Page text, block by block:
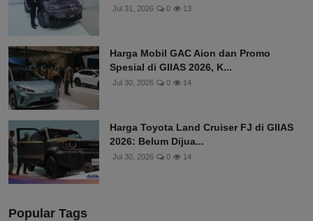
Jul 31, 2026 0 13
Harga Mobil GAC Aion dan Promo
Spesial di GIIAS 2026, K...
Jul 30, 2026 0 14
Harga Toyota Land Cruiser FJ di GIIAS
2026: Belum Dijua...
Jul 30, 2026 0 14
Popular Tags